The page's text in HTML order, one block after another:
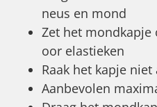
neus en mond
Zet het
oor elastieken
Raak het kapje niet
Aanbevolen